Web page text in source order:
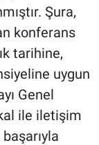
Şura,
konferans
tarihine,
uygun
Genel
ile iletişim